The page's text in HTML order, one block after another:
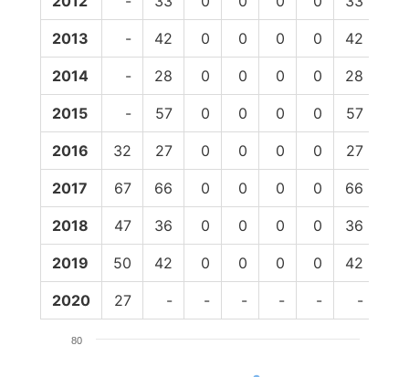
2013 - 42 0 0 0 0 42
2014 - 28 0 0 0 0 28
2015 - 57 0 0 0 0 57
2016 32 27 0 0 0 0 27
2017 67 66 0 0 0 0 66
2018 47 36 0 0 0 0 36
2019 50 42 0 0 0 0 42
2020 27 - - - - - -
80